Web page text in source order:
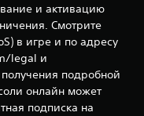
и активацию
Смотрите
в игре и по адресу
legal и
подробной
онлайн может
подписка на